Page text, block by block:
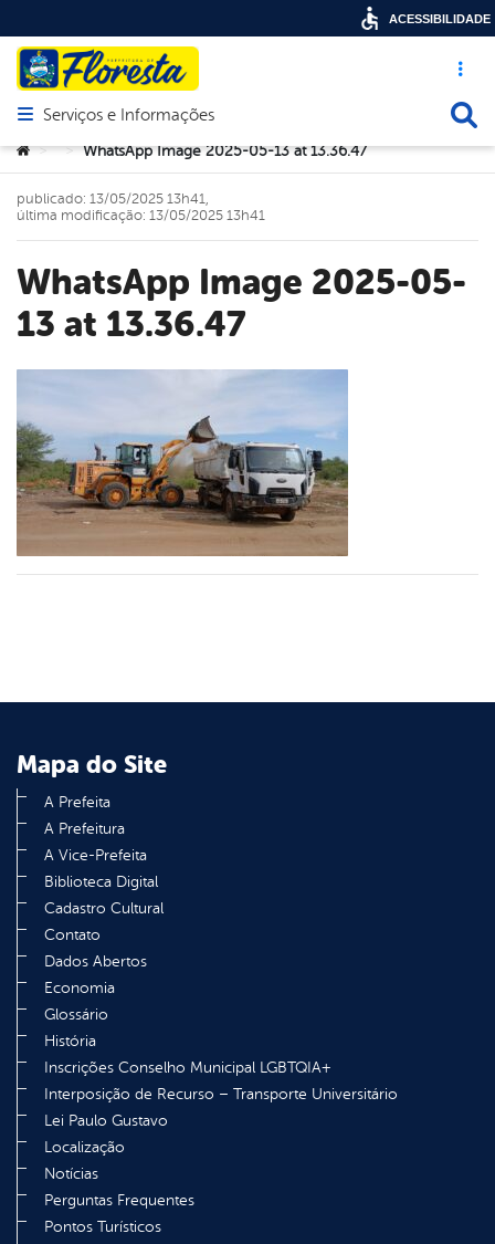
Acesso
Abrir menu principal de navegação
Serviços e Informações
Você está aqui:
> > WhatsApp Image 2025-05-13 at 13.36.47
WhatsApp Image 2025-05-
13 at 13.36.47
publicado: 13/05/2025 13h41,
última modificação: 13/05/2025 13h41
Mapa do Site
A Prefeita
A Prefeitura
A Vice-Prefeita
Biblioteca Digital
Cadastro Cultural
Contato
Dados Abertos
Economia
Glossário
História
Inscrições Conselho Municipal LGBTQIA+
Interposição de Recurso – Transporte Universitário
Lei Paulo Gustavo
Localização
Notícias
Perguntas Frequentes
Pontos Turísticos
ACESSIBILIDADE